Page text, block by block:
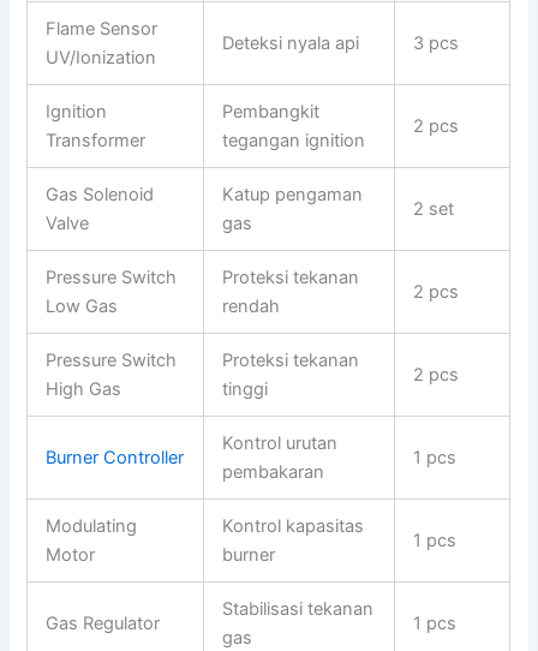
Flame Sensor
UV/Ionization
Deteksi nyala api 3 pcs
Ignition
Transformer
Pembangkit
tegangan ignition
2 pcs
Gas Solenoid
Valve
Katup pengaman
gas
2 set
Pressure Switch
Low Gas
Proteksi tekanan
rendah
2 pcs
Pressure Switch
High Gas
Proteksi tekanan
tinggi
2 pcs
Burner Controller
Kontrol urutan
pembakaran
1 pcs
Modulating
Motor
Kontrol kapasitas
burner
1 pcs
Gas Regulator
Stabilisasi tekanan
gas
1 pcs